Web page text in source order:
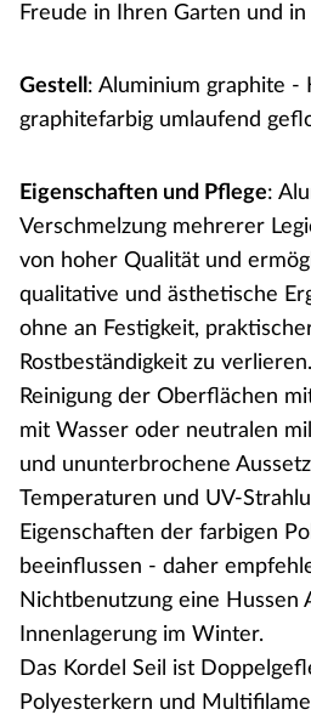
Freude in Ihren Garten und
Gestell : Aluminium graphite -
graphitefarbig umlaufend
Eigenschaften und Pflege:
Verschmelzung mehrerer
von hoher Qualität und
qualitative und ästhetische
ohne an Festigkeit,
Rostbeständigkeit zu
Reinigung der Oberflächen
mit Wasser oder neutralen
und ununterbrochene
Temperaturen und UV-
Eigenschaften der farbigen
beeinflussen - daher
Nichtbenutzung eine Hussen
Innenlagerung im Winter.
Das Kordel Seil ist
Polyesterkern und